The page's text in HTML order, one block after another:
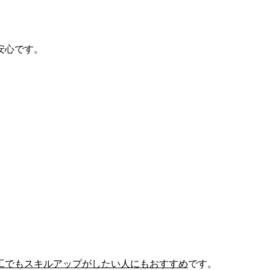
です。
でも スキルアップがしたい人にもおすすめです。